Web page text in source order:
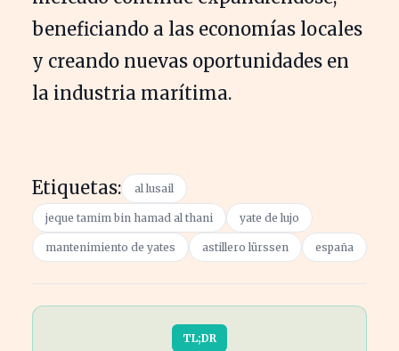
beneficiando a las economías locales
y creando nuevas oportunidades en
la industria marítima.
Etiquetas: al lusail
jeque tamim bin hamad al thani yate de lujo
mantenimiento de yates astillero lürssen españa
TL;DR